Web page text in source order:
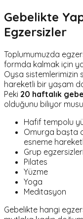
Gebelikte
Egzersizler
Toplumumuzda
formda kalmak için
Oysa sistemlerimizin
hareketli bir yaşam
Peki 20 haftalık
olduğunu biliyor
Hafif tempolu
Omurga başta
esneme
Grup egzersizleri
Pilates
Yüzme
Yoga
Meditasyon
Gebelikte hangi